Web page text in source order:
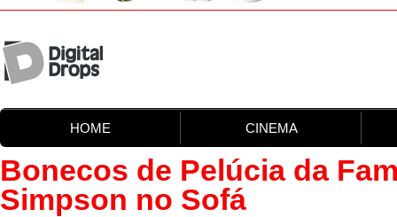
HOME CINEMA
Bonecos de Pelúcia da
Simpson no Sofá